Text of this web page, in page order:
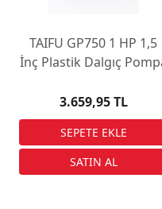
TAIFU GP750 1 HP 1,5
İnç Plastik Dalgıç
3.659,95 TL